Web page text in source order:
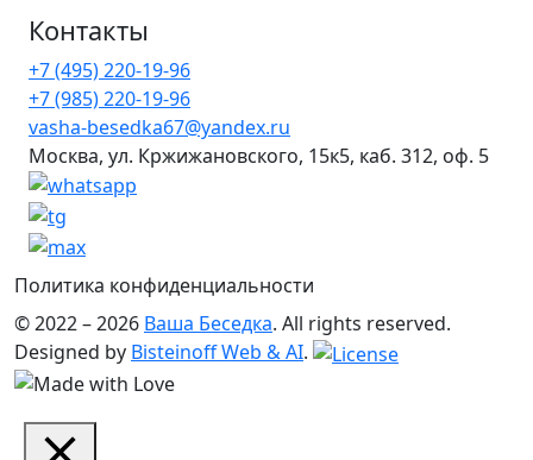
990 ₽.
Контакты
+7 (495) 220-19-96
+7 (985) 220-19-96
vasha-besedka67@yandex.ru
Москва, ул. Кржижановского, 15к5, каб. 312, оф. 5
Политика конфиденциальности
© 2022 – 2026 Ваша Беседка. All rights reserved.
Designed by Bisteinoff Web & AI.